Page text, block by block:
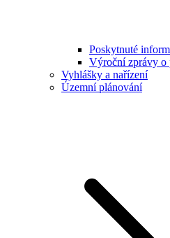
Poskytnuté
Výroční zprávy o
Vyhlášky a nařízení
Územní plánování